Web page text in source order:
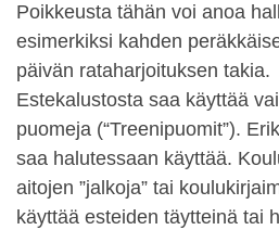
Poikkeusta tähän voi anoa
esimerkiksi kahden
päivän rataharjoituksen takia.
Estekalustosta saa käyttää
puomeja (“Treenipuomit”).
saa halutessaan käyttää.
aitojen ”jalkoja” tai
käyttää esteiden täytteinä tai